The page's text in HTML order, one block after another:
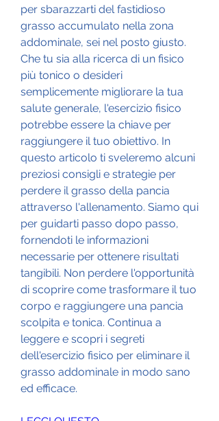
per sbarazzarti del fastidioso
grasso accumulato nella zona
addominale, sei nel posto giusto.
Che tu sia alla ricerca di un fisico
più tonico o desideri
semplicemente migliorare la tua
salute generale, l'esercizio fisico
potrebbe essere la chiave per
raggiungere il tuo obiettivo. In
questo articolo ti sveleremo alcuni
preziosi consigli e strategie per
perdere il grasso della pancia
attraverso l'allenamento. Siamo qui
per guidarti passo dopo passo,
fornendoti le informazioni
necessarie per ottenere risultati
tangibili. Non perdere l'opportunità
di scoprire come trasformare il tuo
corpo e raggiungere una pancia
scolpita e tonica. Continua a
leggere e scopri i segreti
dell'esercizio fisico per eliminare il
grasso addominale in modo sano
ed efficace.